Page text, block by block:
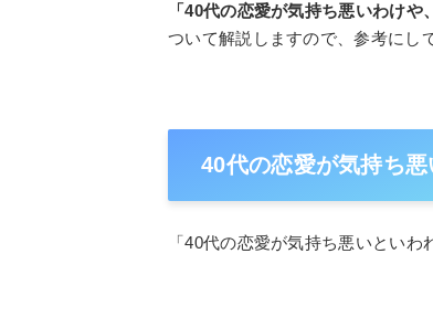
「40代の恋愛が気持ち悪いわけ
ついて解説しますので、参考にし
40代の恋愛が気持ち悪
「40代の恋愛が気持ち悪いとい